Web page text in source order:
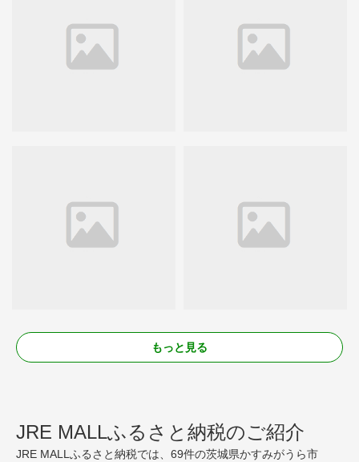
もっと見る
JRE MALLふるさと納税のご紹介
JRE MALLふるさと納税では、69件の茨城県かすみがうら市